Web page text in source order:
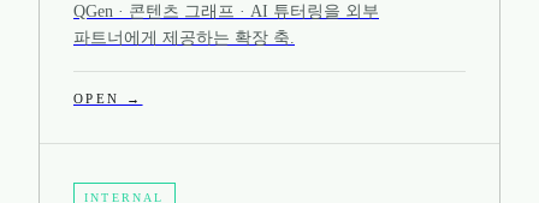
QGen · 콘텐츠 그래프 · AI 튜터링을 외부
파트너에게 제공하는 확장 축.
OPEN →
INTERNAL